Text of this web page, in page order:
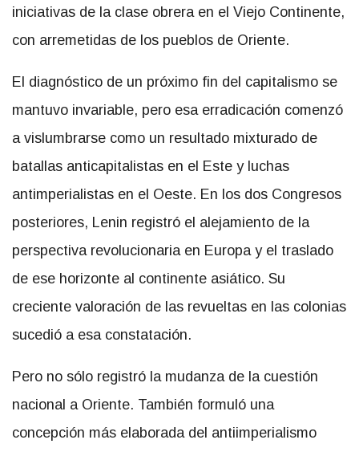
iniciativas de la clase obrera en el Viejo Continente,
con arremetidas de los pueblos de Oriente.
El diagnóstico de un próximo fin del capitalismo se
mantuvo invariable, pero esa erradicación comenzó
a vislumbrarse como un resultado mixturado de
batallas anticapitalistas en el Este y luchas
antimperialistas en el Oeste. En los dos Congresos
posteriores, Lenin registró el alejamiento de la
perspectiva revolucionaria en Europa y el traslado
de ese horizonte al continente asiático. Su
creciente valoración de las revueltas en las colonias
sucedió a esa constatación.
Pero no sólo registró la mudanza de la cuestión
nacional a Oriente. También formuló una
concepción más elaborada del antiimperialismo